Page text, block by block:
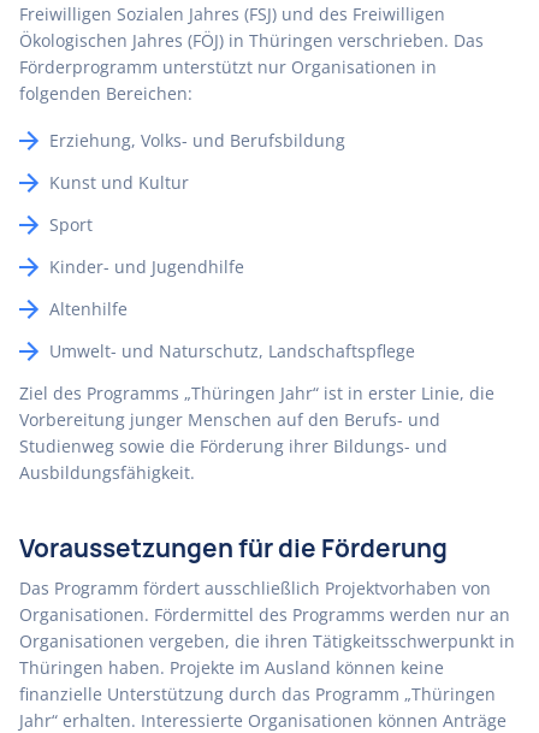
Freiwilligen Sozialen Jahres (FSJ) und des Freiwilligen
Ökologischen Jahres (FÖJ) in Thüringen verschrieben. Das
Förderprogramm unterstützt nur Organisationen in
folgenden Bereichen:
Erziehung, Volks- und Berufsbildung
Kunst und Kultur
Sport
Kinder- und Jugendhilfe
Altenhilfe
Umwelt- und Naturschutz, Landschaftspflege
Ziel des Programms „Thüringen Jahr“ ist in erster Linie, die
Vorbereitung junger Menschen auf den Berufs- und
Studienweg sowie die Förderung ihrer Bildungs- und
Ausbildungsfähigkeit.
Voraussetzungen für die Förderung
Das Programm fördert ausschließlich Projektvorhaben von
Organisationen. Fördermittel des Programms werden nur an
Organisationen vergeben, die ihren Tätigkeitsschwerpunkt in
Thüringen haben. Projekte im Ausland können keine
finanzielle Unterstützung durch das Programm „Thüringen
Jahr“ erhalten. Interessierte Organisationen können Anträge